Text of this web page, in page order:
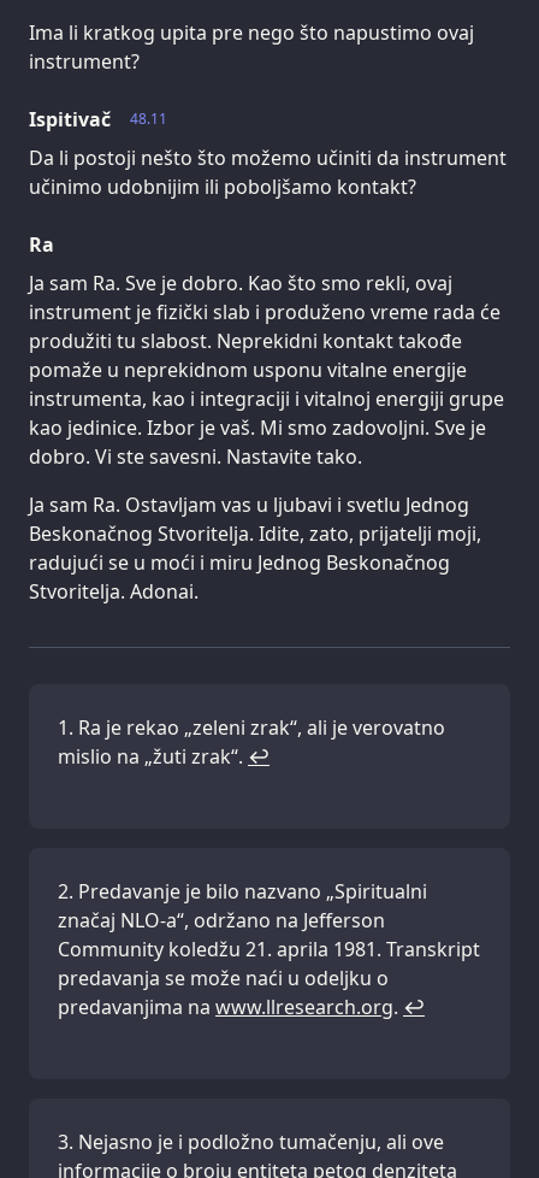
Ima li kratkog upita pre nego što napustimo ovaj
instrument?
48.11
Ispitivač
Da li postoji nešto što možemo učiniti da instrument
učinimo udobnijim ili poboljšamo kontakt?
Ra
Ja sam Ra. Sve je dobro. Kao što smo rekli, ovaj
instrument je fizički slab i produženo vreme rada će
produžiti tu slabost. Neprekidni kontakt takođe
pomaže u neprekidnom usponu vitalne energije
instrumenta, kao i integraciji i vitalnoj energiji grupe
kao jedinice. Izbor je vaš. Mi smo zadovoljni. Sve je
dobro. Vi ste savesni. Nastavite tako.
Ja sam Ra. Ostavljam vas u ljubavi i svetlu Jednog
Beskonačnog Stvoritelja. Idite, zato, prijatelji moji,
radujući se u moći i miru Jednog Beskonačnog
Stvoritelja. Adonai.
Ra je rekao „zeleni zrak“, ali je verovatno
mislio na „žuti zrak“. ↩
Predavanje je bilo nazvano „Spiritualni
značaj NLO-a“, održano na Jefferson
Community koledžu 21. aprila 1981. Transkript
predavanja se može naći u odeljku o
predavanjima na www.llresearch.org. ↩
Nejasno je i podložno tumačenju, ali ove
informacije o broju entiteta petog denziteta